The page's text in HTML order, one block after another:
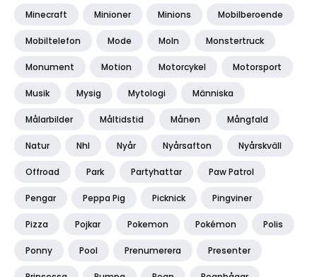
Minecraft Minioner Minions Mobilberoende
Mobiltelefon Mode Moln Monstertruck
Monument Motion Motorcykel Motorsport
Musik Mysig Mytologi Människa
Målarbilder Måltidstid Månen Mångfald
Natur Nhl Nyår Nyårsafton Nyårskväll
Offroad Park Partyhattar Paw Patrol
Pengar Peppa Pig Picknick Pingviner
Pizza Pojkar Pokemon Pokémon Polis
Ponny Pool Prenumerera Presenter